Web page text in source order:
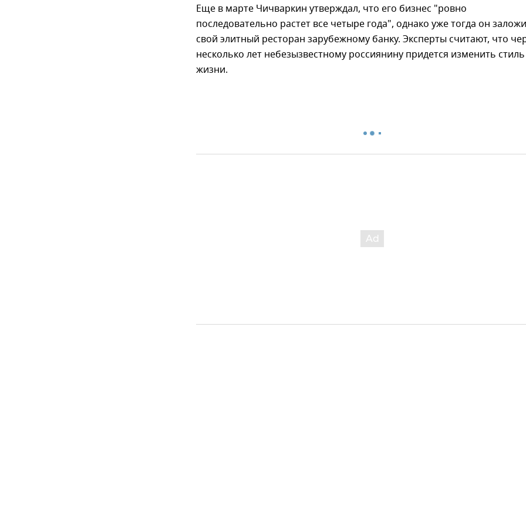
Еще в марте Чичваркин утверждал, что его бизнес "ровно
последовательно растет все четыре года", однако уже тогда он
свой элитный ресторан зарубежному банку. Эксперты считают, что
несколько лет небезызвестному россиянину придется изменить стиль
жизни.